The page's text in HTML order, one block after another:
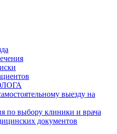
выезду на
по выбору клиники и врача
документов